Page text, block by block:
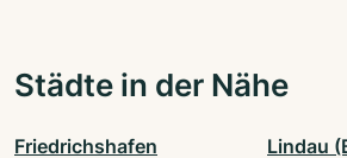
Städte in der Nähe
Friedrichshafen Lindau